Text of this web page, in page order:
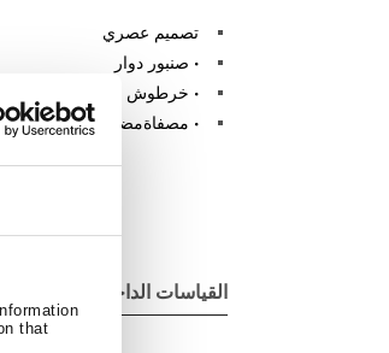
that
تصميم عصري
• صنبور دوار
• خرطوش بأقراص سيراميك
•
القياسات الداخلية